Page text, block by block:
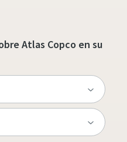
Atlas Copco en su